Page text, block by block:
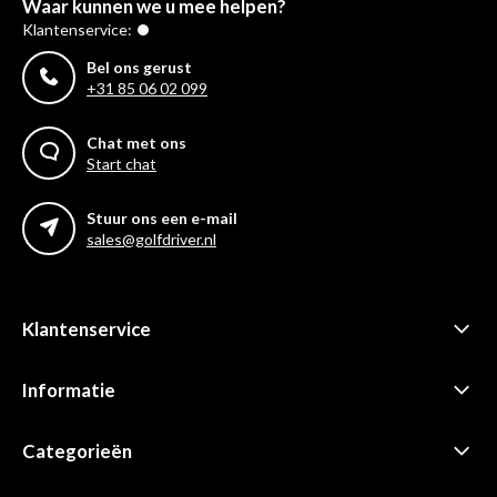
Waar kunnen we u mee helpen?
Klantenservice:
Bel ons gerust
+31 85 06 02 099
Chat met ons
Start chat
Stuur ons een e-mail
sales@golfdriver.nl
Klantenservice
Informatie
Categorieën